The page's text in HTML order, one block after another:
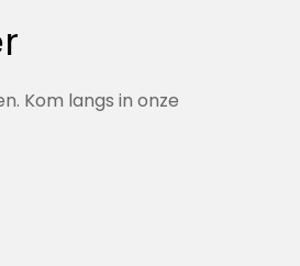
Kom langs in onze